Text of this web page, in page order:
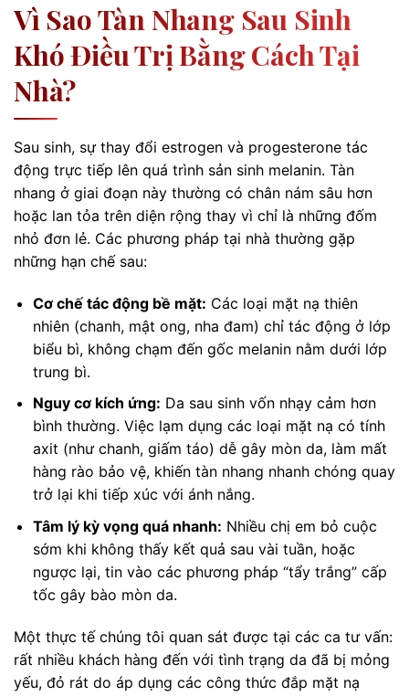
Vì Sao Tàn Nhang Sau Sinh
Khó Điều Trị Bằng Cách Tại
Nhà?
Sau sinh, sự thay đổi estrogen và progesterone tác
động trực tiếp lên quá trình sản sinh melanin. Tàn
nhang ở giai đoạn này thường có chân nám sâu hơn
hoặc lan tỏa trên diện rộng thay vì chỉ là những đốm
nhỏ đơn lẻ. Các phương pháp tại nhà thường gặp
những hạn chế sau:
Cơ chế tác động bề mặt: Các loại mặt nạ thiên
nhiên (chanh, mật ong, nha đam) chỉ tác động ở lớp
biểu bì, không chạm đến gốc melanin nằm dưới lớp
trung bì.
Nguy cơ kích ứng: Da sau sinh vốn nhạy cảm hơn
bình thường. Việc lạm dụng các loại mặt nạ có tính
axit (như chanh, giấm táo) dễ gây mòn da, làm mất
hàng rào bảo vệ, khiến tàn nhang nhanh chóng quay
trở lại khi tiếp xúc với ánh nắng.
Tâm lý kỳ vọng quá nhanh: Nhiều chị em bỏ cuộc
sớm khi không thấy kết quả sau vài tuần, hoặc
ngược lại, tin vào các phương pháp “tẩy trắng” cấp
tốc gây bào mòn da.
Một thực tế chúng tôi quan sát được tại các ca tư vấn:
rất nhiều khách hàng đến với tình trạng da đã bị mỏng
yếu, đỏ rát do áp dụng các công thức đắp mặt nạ